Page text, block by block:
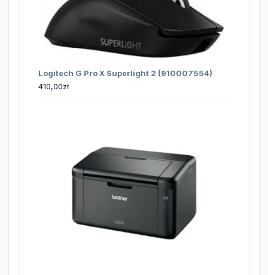
Logitech G Pro X Superlight 2 (910007554)
410,00zł